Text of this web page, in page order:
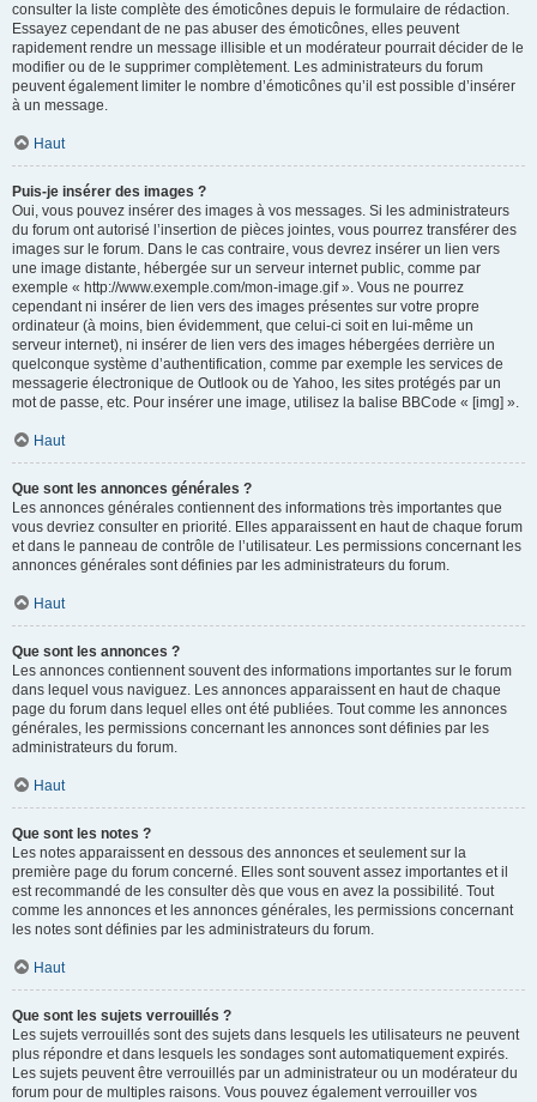
consulter la liste complète des émoticônes depuis le formulaire de rédaction.
Essayez cependant de ne pas abuser des émoticônes, elles peuvent
rapidement rendre un message illisible et un modérateur pourrait décider de le
modifier ou de le supprimer complètement. Les administrateurs du forum
peuvent également limiter le nombre d’émoticônes qu’il est possible d’insérer
à un message.
Haut
Puis-je insérer des images ?
Oui, vous pouvez insérer des images à vos messages. Si les administrateurs
du forum ont autorisé l’insertion de pièces jointes, vous pourrez transférer des
images sur le forum. Dans le cas contraire, vous devrez insérer un lien vers
une image distante, hébergée sur un serveur internet public, comme par
exemple « http://www.exemple.com/mon-image.gif ». Vous ne pourrez
cependant ni insérer de lien vers des images présentes sur votre propre
ordinateur (à moins, bien évidemment, que celui-ci soit en lui-même un
serveur internet), ni insérer de lien vers des images hébergées derrière un
quelconque système d’authentification, comme par exemple les services de
messagerie électronique de Outlook ou de Yahoo, les sites protégés par un
mot de passe, etc. Pour insérer une image, utilisez la balise BBCode « [img] ».
Haut
Que sont les annonces générales ?
Les annonces générales contiennent des informations très importantes que
vous devriez consulter en priorité. Elles apparaissent en haut de chaque forum
et dans le panneau de contrôle de l’utilisateur. Les permissions concernant les
annonces générales sont définies par les administrateurs du forum.
Haut
Que sont les annonces ?
Les annonces contiennent souvent des informations importantes sur le forum
dans lequel vous naviguez. Les annonces apparaissent en haut de chaque
page du forum dans lequel elles ont été publiées. Tout comme les annonces
générales, les permissions concernant les annonces sont définies par les
administrateurs du forum.
Haut
Que sont les notes ?
Les notes apparaissent en dessous des annonces et seulement sur la
première page du forum concerné. Elles sont souvent assez importantes et il
est recommandé de les consulter dès que vous en avez la possibilité. Tout
comme les annonces et les annonces générales, les permissions concernant
les notes sont définies par les administrateurs du forum.
Haut
Que sont les sujets verrouillés ?
Les sujets verrouillés sont des sujets dans lesquels les utilisateurs ne peuvent
plus répondre et dans lesquels les sondages sont automatiquement expirés.
Les sujets peuvent être verrouillés par un administrateur ou un modérateur du
forum pour de multiples raisons. Vous pouvez également verrouiller vos